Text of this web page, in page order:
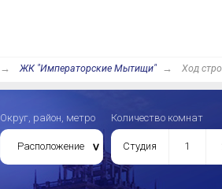
ЖК "Императорские Мытищи" Ход
Округ, район, метро
Расположение
Количество комнат
Студия 1